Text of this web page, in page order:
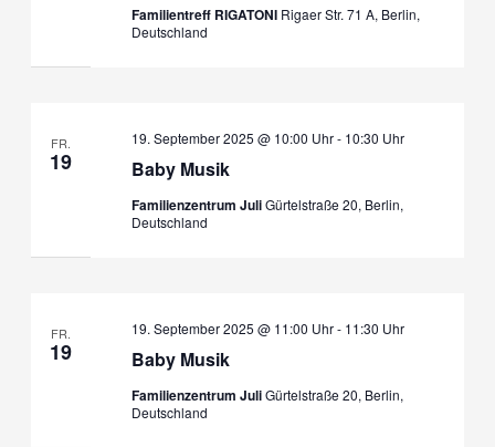
Familientreff RIGATONI Rigaer Str. 71 A, Berlin,
Deutschland
FR.
19 Baby Musik
19. September 2025 @ 10:00 Uhr- 10:30 Uhr
Familienzentrum JuliGürtelstraße 20, Berlin,
Deutschland
FR.
19 Baby Musik
19. September 2025 @ 11:00 Uhr- 11:30 Uhr
Familienzentrum JuliGürtelstraße 20, Berlin,
Deutschland